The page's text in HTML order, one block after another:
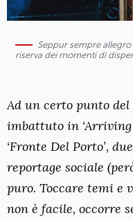
Seppur sempre
riserva dei momenti di
Ad un certo punto
imbattuto in ‘Arriving
‘Fronte Del Porto’,
reportage sociale
puro. Toccare temi e
non è facile, occorre